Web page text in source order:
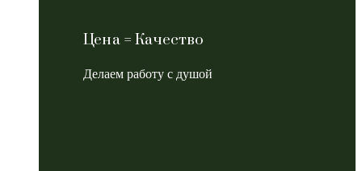
Цена = Качество
Делаем работу с душой